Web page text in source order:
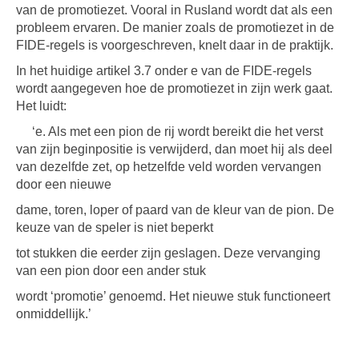
van de promotiezet. Vooral in Rusland wordt dat als een
probleem ervaren. De manier zoals de promotiezet in de
FIDE-regels is voorgeschreven, knelt daar in de praktijk.
In het huidige artikel 3.7 onder e van de FIDE-regels
wordt aangegeven hoe de promotiezet in zijn werk gaat.
Het luidt:
‘e. Als met een pion de rij wordt bereikt die het verst
van zijn beginpositie is verwijderd, dan moet hij als deel
van dezelfde zet, op hetzelfde veld worden vervangen
door een nieuwe
dame, toren, loper of paard van de kleur van de pion. De
keuze van de speler is niet beperkt
tot stukken die eerder zijn geslagen. Deze vervanging
van een pion door een ander stuk
wordt ‘promotie’ genoemd. Het nieuwe stuk functioneert
onmiddellijk.’